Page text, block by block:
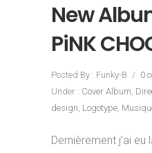
New
PiNK
Posted By : Funky-B / 0
Under : Cover Album,
design, Logotype,
Dernièrement j’ai